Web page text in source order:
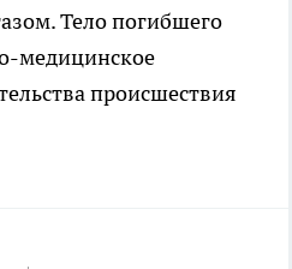
Тело погибшего
медицинское
происшествия